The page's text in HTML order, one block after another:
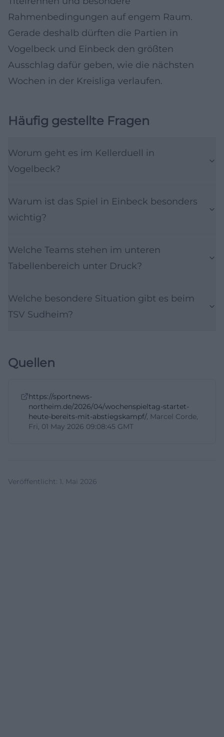
Rahmenbedingungen auf engem Raum.
Gerade deshalb dürften die Partien in
Vogelbeck und Einbeck den größten
Ausschlag dafür geben, wie die nächsten
Wochen in der Kreisliga verlaufen.
Häufig gestellte Fragen
Worum geht es im Kellerduell in
Vogelbeck?
Warum ist das Spiel in Einbeck besonders
wichtig?
Welche Teams stehen im unteren
Tabellenbereich unter Druck?
Welche besondere Situation gibt es beim
TSV Sudheim?
Quellen
https://sportnews-
northeim.de/2026/04/wochenspieltag-startet-
heute-bereits-mit-abstiegskampf/, Marcel Corde,
Fri, 01 May 2026 09:08:45 GMT
Veröffentlicht : 1. Mai 2026